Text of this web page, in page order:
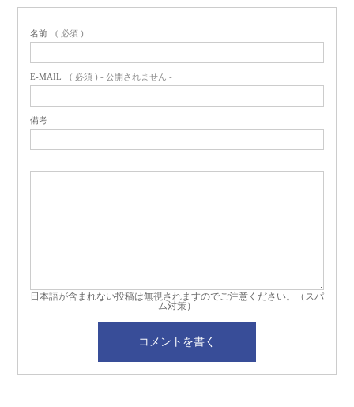
名前 ( 必須 )
E-MAIL ( 必須 ) - 公開されません -
備考
日本語が含まれない投稿は無視されますのでご注意ください。（スパ
ム対策）